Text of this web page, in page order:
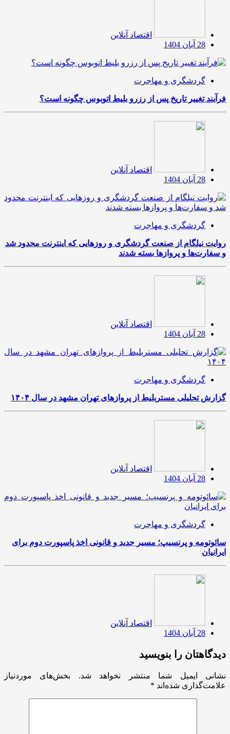
اقتصاد آنلاین
28 آبان 1404
گردشگری و مهاجرت
فرآیند تغییر تاریخ پس از رزرو بلیط اتوبوس چگونه است؟
اقتصاد آنلاین
28 آبان 1404
گردشگری و مهاجرت
روایت نیلگام از صنعت گردشگری و روزهایی که اینترنت محدود شد
و سفارت‌ها و پروازها بسته شدند
اقتصاد آنلاین
28 آبان 1404
گردشگری و مهاجرت
گزارش تحلیلی مستربلیط از پروازهای تهران مشهد در سال ۱۴۰۴
اقتصاد آنلاین
28 آبان 1404
گردشگری و مهاجرت
سائوتومه و پرنسیپ؛ مسیر جدید و قانونی اخذ پاسپورت دوم برای
ایرانیان
اقتصاد آنلاین
28 آبان 1404
دیدگاهتان را بنویسید
نشانی ایمیل شما منتشر نخواهد شد.
بخش‌های موردنیاز
علامت‌گذاری شده‌اند *